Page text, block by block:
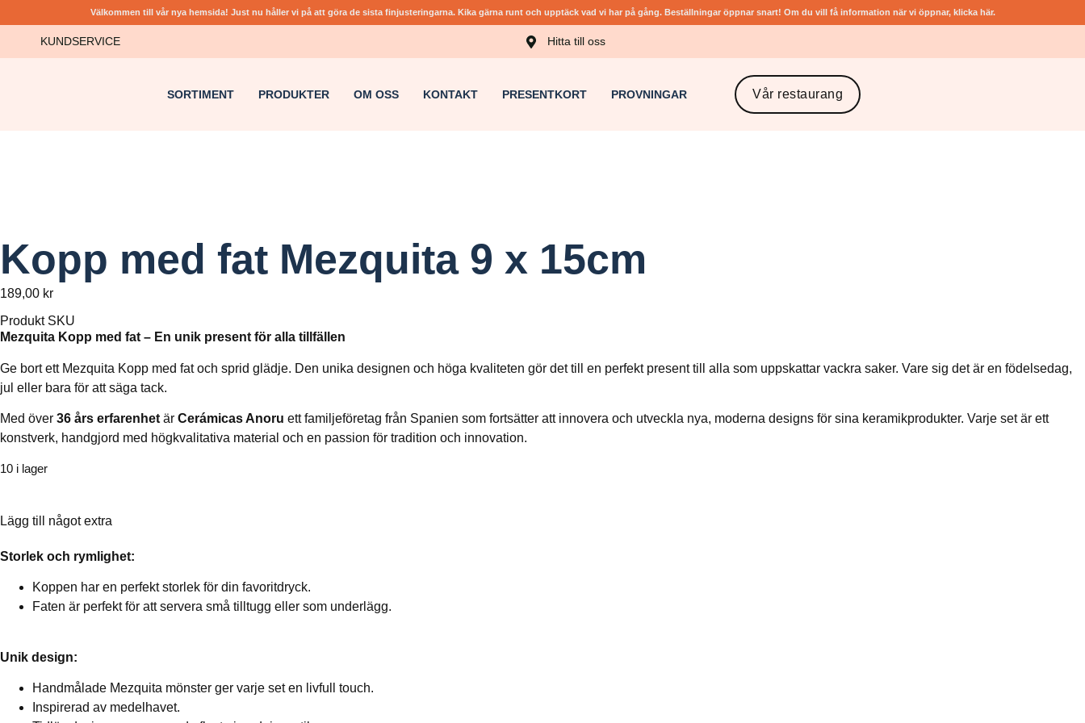
Välkommen till vår nya hemsida! Just nu håller vi på att göra de sista finjusteringarna. Kika gärna runt och upptäck vad vi har på gång. Beställningar öppnar snart! Om du vill få information när vi öppnar, klicka här.​
KUNDSERVICE Hitta till oss
SORTIMENT PRODUKTER OM OSS KONTAKT PRESENTKORT PROVNINGAR Vår restaurang
Kopp med fat Mezquita 9 x 15cm
189,00 kr
Produkt SKU
Mezquita Kopp med fat – En unik present för alla tillfällen
Ge bort ett Mezquita Kopp med fat och sprid glädje. Den unika designen och höga kvaliteten gör det till en perfekt present till alla som uppskattar vackra saker. Vare sig det är en födelsedag,
jul eller bara för att säga tack.
Med över 36 års erfarenhet är Cerámicas Anoru ett familjeföretag från Spanien som fortsätter att innovera och utveckla nya, moderna designs för sina keramikprodukter. Varje set är ett
konstverk, handgjord med högkvalitativa material och en passion för tradition och innovation.
10 i lager
Lägg till något extra
Storlek och rymlighet:
Koppen har en perfekt storlek för din favoritdryck.
Faten är perfekt för att servera små tilltugg eller som underlägg.
Unik design:
Handmålade Mezquita mönster ger varje set en livfull touch.
Inspirerad av medelhavet.